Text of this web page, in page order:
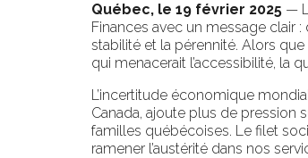
Québec, le 19 février 2025 —
Finances avec un message clair
stabilité et la pérennité. Alors
qui menacerait l’accessibilité, la
L’incertitude économique
Canada, ajoute plus de pression
familles québécoises. Le filet
ramener l’austérité dans nos